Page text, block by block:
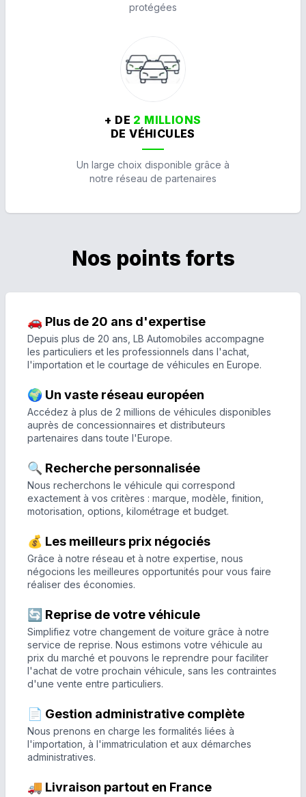
protégées
+ DE 2 MILLIONS
DE VÉHICULES
Un large choix disponible grâce à
notre réseau de partenaires
Nos points forts
🚗 Plus de 20 ans d'expertise
Depuis plus de 20 ans, LB Automobiles accompagne
les particuliers et les professionnels dans l'achat,
l'importation et le courtage de véhicules en Europe.
🌍 Un vaste réseau européen
Accédez à plus de 2 millions de véhicules disponibles
auprès de concessionnaires et distributeurs
partenaires dans toute l'Europe.
🔍 Recherche personnalisée
Nous recherchons le véhicule qui correspond
exactement à vos critères : marque, modèle, finition,
motorisation, options, kilométrage et budget.
💰 Les meilleurs prix négociés
Grâce à notre réseau et à notre expertise, nous
négocions les meilleures opportunités pour vous faire
réaliser des économies.
🔄 Reprise de votre véhicule
Simplifiez votre changement de voiture grâce à notre
service de reprise. Nous estimons votre véhicule au
prix du marché et pouvons le reprendre pour faciliter
l'achat de votre prochain véhicule, sans les contraintes
d'une vente entre particuliers.
📄 Gestion administrative complète
Nous prenons en charge les formalités liées à
l'importation, à l'immatriculation et aux démarches
administratives.
🚚 Livraison partout en France